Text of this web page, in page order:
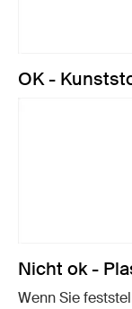
OK -
Nicht ok -
Wenn Sie